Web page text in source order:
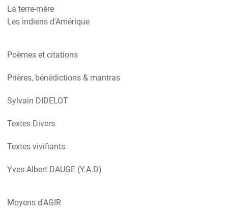
La terre-mère
Les indiens d'Amérique
Poèmes et citations
Prières, bénédictions & mantras
Sylvain DIDELOT
Textes Divers
Textes vivifiants
Yves Albert DAUGE (Y.A.D)
Moyens d'AGIR